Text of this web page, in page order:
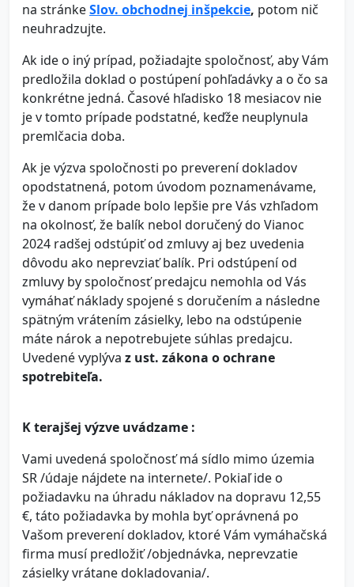
na stránkeSlov. obchodnej inšpekcie, potom nič
neuhradzujte.
Ak ide o iný prípad, požiadajte spoločnosť, aby Vám
predložila doklad o postúpení pohľadávky a o čo sa
konkrétne jedná. Časové hľadisko 18 mesiacov nie
je v tomto prípade podstatné, keďže neuplynula
premlčacia doba.
Ak je výzva spoločnosti po preverení dokladov
opodstatnená, potom úvodom poznamenávame,
že v danom prípade bolo lepšie pre Vás vzhľadom
na okolnosť, že balík nebol doručený do Vianoc
2024 radšej odstúpiť od zmluvy aj bez uvedenia
dôvodu ako neprevziať balík. Pri odstúpení od
zmluvy by spoločnosť predajcu nemohla od Vás
vymáhať náklady spojené s doručením a následne
spätným vrátením zásielky, lebo na odstúpenie
máte nárok a nepotrebujete súhlas predajcu.
Uvedené vyplýva z ust. zákona o ochrane
spotrebiteľa.
K terajšej výzve uvádzame :
Vami uvedená spoločnosť má sídlo mimo územia
SR /údaje nájdete na internete/. Pokiaľ ide o
požiadavku na úhradu nákladov na dopravu 12,55
€, táto požiadavka by mohla byť oprávnená po
Vašom preverení dokladov, ktoré Vám vymáhačská
firma musí predložiť /objednávka, neprevzatie
zásielky vrátane dokladovania/.